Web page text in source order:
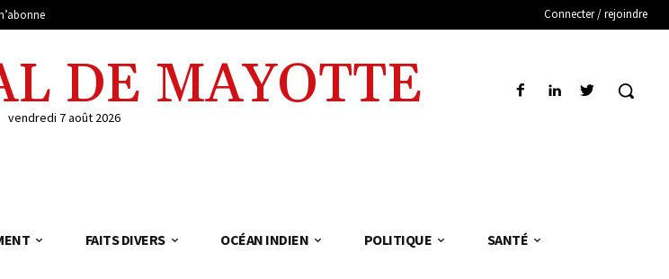
Connecter / rejoindre
DE MAYOTTE
vendredi 7 août 2026
FAITS DIVERS OCÉAN INDIEN POLITIQUE SANTÉ